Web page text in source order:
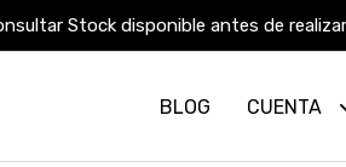
Stock disponible antes de
BLOG CUENTA